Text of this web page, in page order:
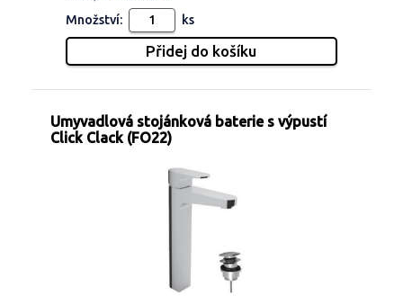
Množství: ks
Umyvadlová stojánková baterie s výpustí
Click Clack (FO22)